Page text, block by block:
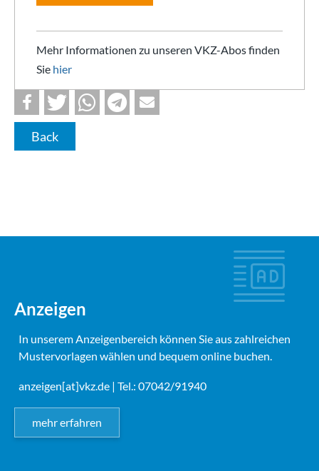
Mehr Informationen zu unseren VKZ-Abos finden
Sie hier
Back
Anzeigen
In unserem Anzeigenbereich können Sie aus zahlreichen
Mustervorlagen wählen und bequem online buchen.
anzeigen[at]vkz.de | Tel.: 07042/91940
mehr erfahren